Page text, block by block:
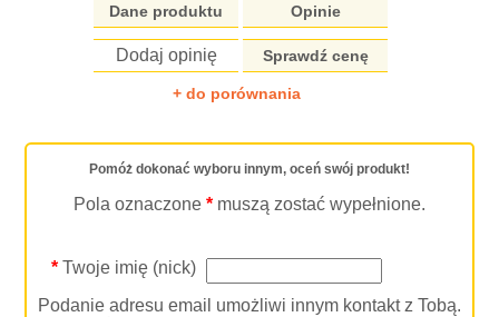
Dane produktu Opinie
Dodaj opinię Sprawdź cenę
+ do porównania
Pomóż dokonać wyboru innym, oceń swój produkt!
Pola oznaczone * muszą zostać wypełnione.
*Twoje imię (nick)
Podanie adresu email umożliwi innym kontakt z Tobą.